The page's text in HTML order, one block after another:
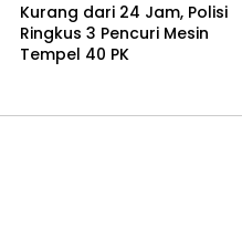
Kurang dari 24 Jam, Polisi
Ringkus 3 Pencuri Mesin
Tempel 40 PK